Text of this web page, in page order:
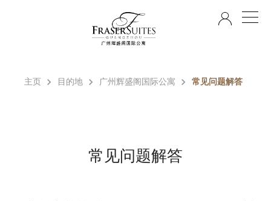
主页 目的地 广州辉盛阁国际公寓 常见问题解答
常见问题解答